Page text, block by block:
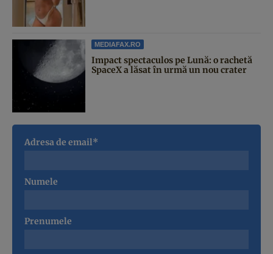
MEDIAFAX.RO
Impact spectaculos pe Lună: o rachetă
SpaceX a lăsat în urmă un nou crater
Adresa de email*
Numele
Prenumele